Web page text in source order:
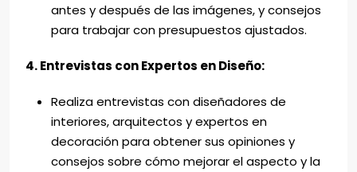
antes y después de las imágenes, y consejos
para trabajar con presupuestos ajustados.
4. Entrevistas con Expertos en Diseño:
Realiza entrevistas con diseñadores de
interiores, arquitectos y expertos en
decoración para obtener sus opiniones y
consejos sobre cómo mejorar el aspecto y la